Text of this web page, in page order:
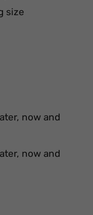
size
now and
now and